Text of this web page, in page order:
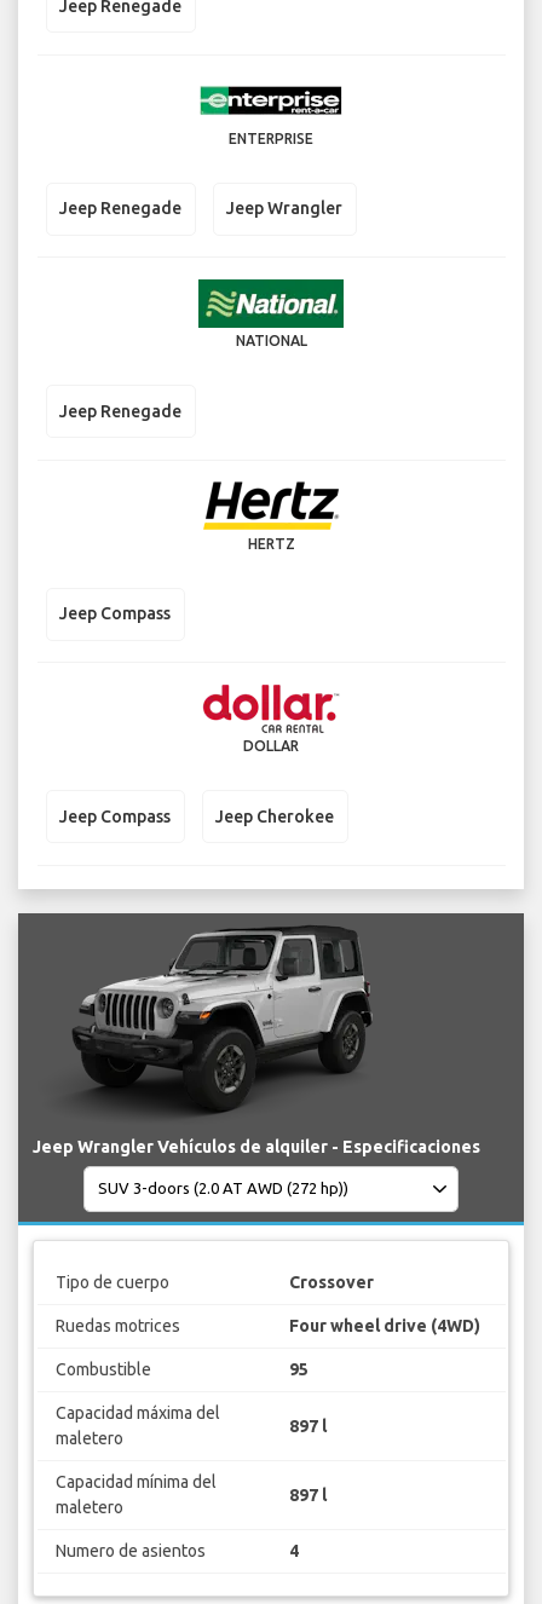
Jeep Renegade
ENTERPRISE
Jeep Renegade Jeep Wrangler
NATIONAL
Jeep Renegade
HERTZ
Jeep Compass
DOLLAR
Jeep Compass Jeep Cherokee
Jeep Wrangler Vehículos de alquiler - Especificaciones
Tipo de cuerpo Crossover
Ruedas motrices Four wheel drive (4WD)
Combustible 95
Capacidad máxima del
maletero
897 l
Capacidad mínima del
maletero
897 l
Numero de asientos 4